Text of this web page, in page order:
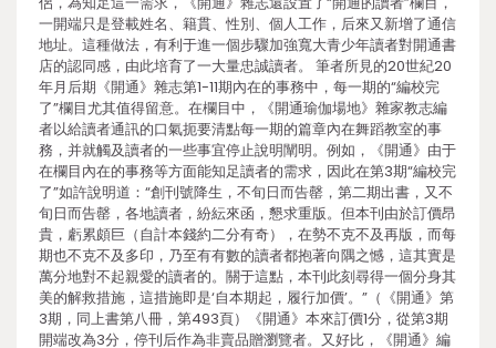
一開端只是登載姓名、籍貫、性別、個人工作，后來又新增了通信
地址。這種做法，有利于進一個步驟加強寬大青少年讀者對開通書
店的認同感，由此培育了一大量忠誠讀者。 筆者所見的20世紀20
年月后期《開通》雜志第1-11期內在的事務中，每一期的“編校完
了”欄目尤其值得留意。在欄目中，《開通瑜伽場地》雜家教志編
者以給讀者通訊的口氣扼要清點每一期的篇章內在舞蹈教室的事
務，并就觸及讀者的一些事宜停止說明闡明。例如，《開通》由于
在欄目內在的事務等方面能知足讀者的需求，因此在第3期“編校完
了”如許說明道：“創刊號降生，不旬日而告罄，第二期出書，又不
旬日而告罄，各地讀者，紛紜來函，懇求重版。但本刊由於訂價昂
貴，虧累頗巨（自計本錢約二分有奇），在勢不克不及再版，而每
期也不克不及多印，乃至有有數的讀者都抱著向隅之憾，這其實是
萬分地對不起親愛的讀者的。關于這點，本刊此刻尋得一個分身其
美的解救措施，這措施即是‘自本期起，履行加價’。”（《開通》第
3期，同上書第八冊，第493頁）《開通》本來訂價1分，從第3期
開端改為3分，停刊后作為非賣品贈瀏覽者。又好比，《開通》編